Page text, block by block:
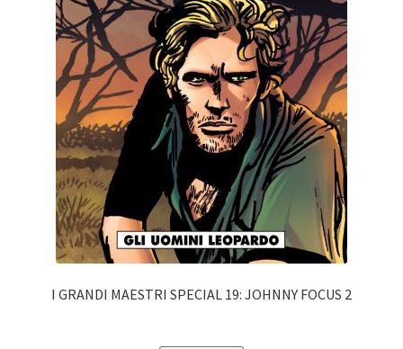
I GRANDI MAESTRI SPECIAL 19: JOHNNY FOCUS 2